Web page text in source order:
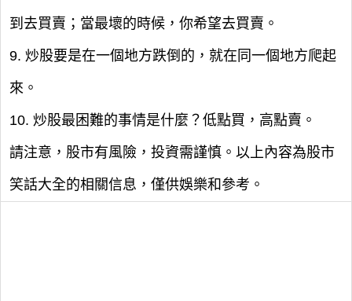
到去買賣；當最壞的時候，你希望去買賣。
9. 炒股要是在一個地方跌倒的，就在同一個地方爬起
來。
10. 炒股最困難的事情是什麼？低點買，高點賣。
請注意，股市有風險，投資需謹慎。以上內容為股市
笑話大全的相關信息，僅供娛樂和參考。